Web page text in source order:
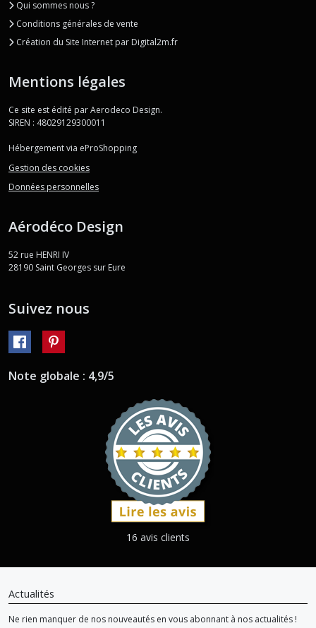
Qui sommes nous ?
Conditions générales de vente
Création du Site Internet par Digital2m.fr
Mentions légales
Ce site est édité par Aerodeco Design.
SIREN : 48029129300011
Hébergement via eProShopping
Gestion des cookies
Données personnelles
Aérodéco Design
52 rue HENRI IV
28190 Saint Georges sur Eure
Suivez nous
Note globale : 4,9/5
16 avis clients
Actualités
Ne rien manquer de nos nouveautés en vous abonnant à nos actualités !